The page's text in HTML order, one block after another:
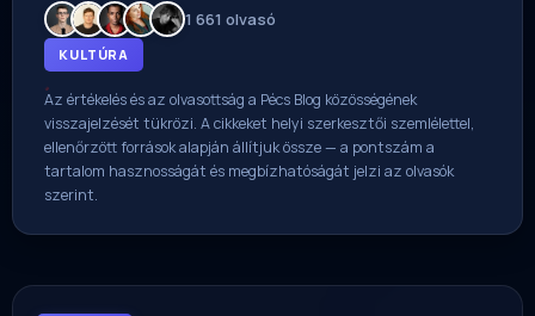
1 661 olvasó
KULTÚRA
Az értékelés és az olvasottság a Pécs Blog közösségének
visszajelzését tükrözi. A cikkeket helyi szerkesztői szemlélettel,
ellenőrzött források alapján állítjuk össze — a pontszám a
tartalom hasznosságát és megbízhatóságát jelzi az olvasók
szerint.